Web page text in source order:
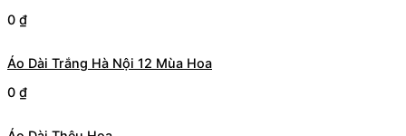
0 ₫
Áo Dài Trắng Hà Nội 12 Mùa Hoa
0 ₫